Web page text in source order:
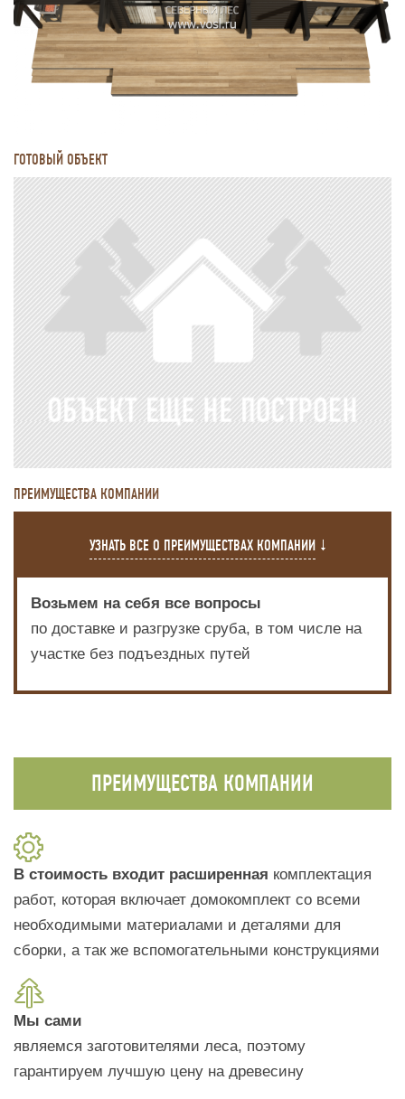
ГОТОВЫЙ ОБЪЕКТ
ПРЕИМУЩЕСТВА КОМПАНИИ
УЗНАТЬ ВСЕ О ПРЕИМУЩЕСТВАХ КОМПАНИИ
Возьмем на себя все вопросы
по доставке и разгрузке сруба, в том числе на
участке без подъездных путей
ПРЕИМУЩЕСТВА КОМПАНИИ
В стоимость входит расширенная комплектация
работ, которая включает домокомплект со всеми
необходимыми материалами и деталями для
сборки, а так же вспомогательными конструкциями
Мы сами
являемся заготовителями леса, поэтому
гарантируем лучшую цену на древесину